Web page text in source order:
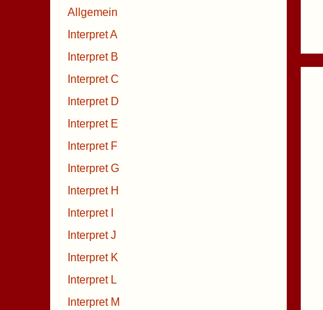
Allgemein
Interpret A
Interpret B
Interpret C
Interpret D
Interpret E
Interpret F
Interpret G
Interpret H
Interpret I
Interpret J
Interpret K
Interpret L
Interpret M